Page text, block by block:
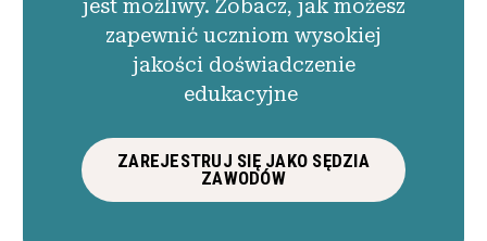
jest możliwy. Zobacz, jak możesz
zapewnić uczniom wysokiej
jakości doświadczenie
edukacyjne
ZAREJESTRUJ SIĘ JAKO SĘDZIA
ZAWODÓW